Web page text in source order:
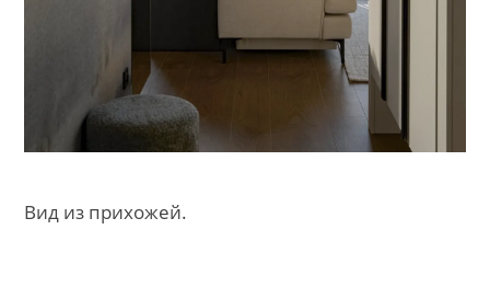
Вид из прихожей.